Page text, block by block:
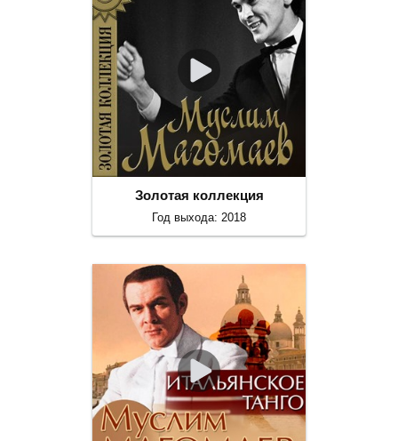
Золотая коллекция
Год выхода: 2018